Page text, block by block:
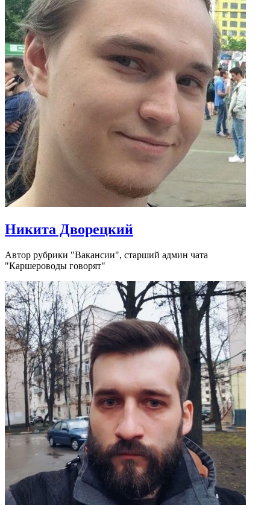
Никита Дворецкий
Автор рубрики "Вакансии", старший админ чата
"Каршероводы говорят"